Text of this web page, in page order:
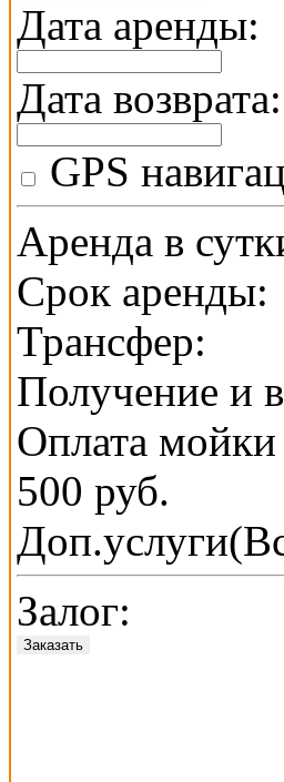
Дата аренды:
Дата возврата:
GPS
Аренда в
Срок аренды:
Трансфер:
Получение и
Оплата
500 руб.
Залог:
Заказать